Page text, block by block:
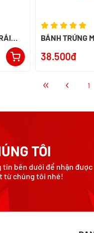
BÁNH TRỨNG
38.500đ
1
TÔI
bên dưới để nhận được
từ chúng tôi nhé!